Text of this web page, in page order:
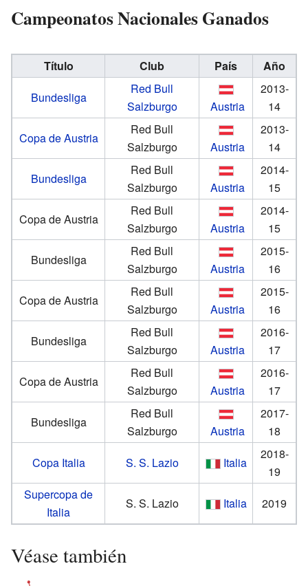
Campeonatos Nacionales Ganados
Título Club País
Año
Bundesliga
Red Bull
Salzburgo
Austria
2013-
14
Copa de Austria
Red Bull
Salzburgo
Austria
2013-
14
Bundesliga
Red Bull
Salzburgo
Austria
2014-
15
Copa de Austria
Red Bull
Salzburgo
Austria
2014-
15
Bundesliga
Red Bull
Salzburgo
Austria
2015-
16
Copa de Austria
Red Bull
Salzburgo
Austria
2015-
16
Bundesliga
Red Bull
Salzburgo
Austria
2016-
17
Copa de Austria
Red Bull
Salzburgo
Austria
2016-
17
Bundesliga
Red Bull
Salzburgo
Austria
2017-
18
Copa Italia
S. S. Lazio Italia
2018-
19
Supercopa de
Italia
S. S. Lazio Italia 2019
Véase también